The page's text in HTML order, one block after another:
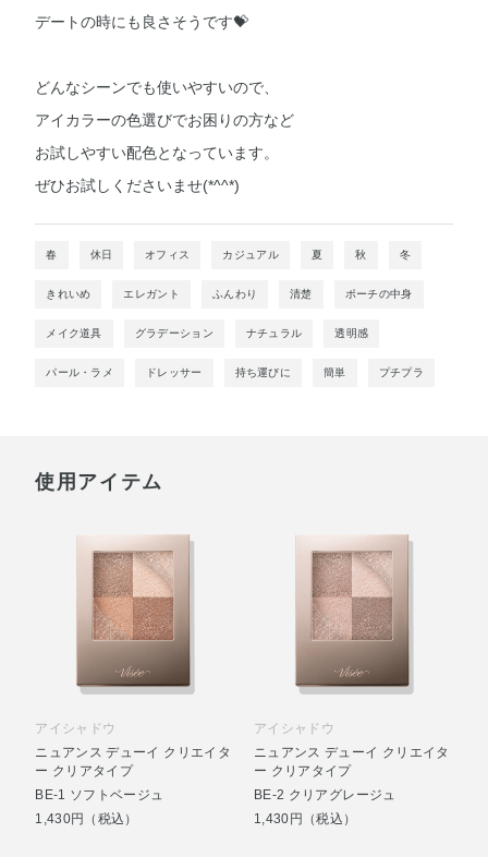
デートの時にも良さそうです💝
どんなシーンでも使いやすいので、
アイカラーの色選びでお困りの方など
お試しやすい配色となっています。
ぜひお試しくださいませ(*^^*)
春 休日 オフィス カジュアル 夏 秋 冬
きれいめ エレガント ふんわり 清楚 ポーチの中身
メイク道具 グラデーション ナチュラル 透明感
パール・ラメ ドレッサー 持ち運びに 簡単 プチプラ
使用アイテム
アイシャドウ
ニュアンス デューイ クリエイタ
ー クリアタイプ
BE-1 ソフトベージュ
1,430円（税込）
アイシャドウ
ニュアンス デューイ クリエイタ
ー クリアタイプ
BE-2 クリアグレージュ
1,430円（税込）